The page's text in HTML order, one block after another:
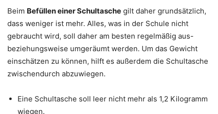
Beim Befüllen einer Schultasche gilt daher grundsätzlich,
dass weniger ist mehr. Alles, was in der Schule nicht
gebraucht wird, soll daher am besten regelmäßig aus-
beziehungsweise umgeräumt werden. Um das Gewicht
einschätzen zu können, hilft es außerdem die Schultasche
zwischendurch abzuwiegen.
Eine Schultasche soll leer nicht mehr als 1,2 Kilogramm
wiegen.